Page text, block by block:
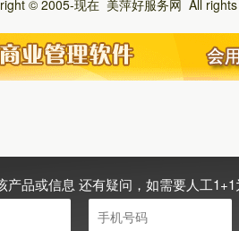
© 2005-现在 美萍好服务网 All
产品或信息 还有疑问，如需要人工